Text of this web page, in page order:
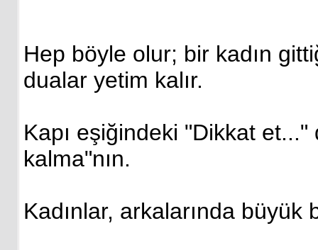
Hep böyle olur; bir kadın
dualar yetim kalır.
Kapı eşiğindeki "Dikkat
kalma"nın.
Kadınlar, arkalarında büyük